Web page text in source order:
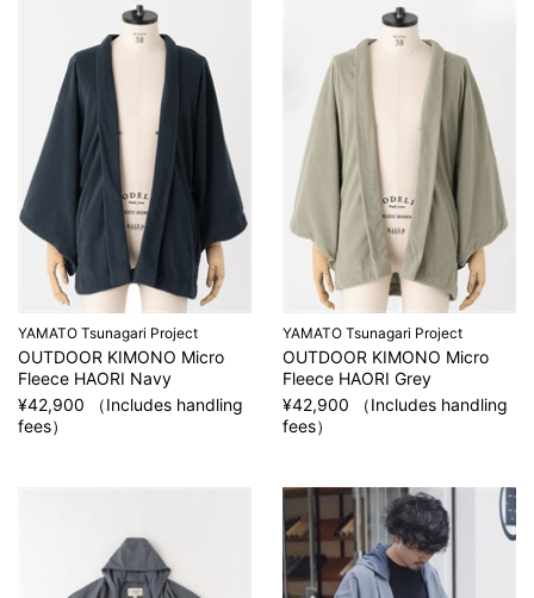
YAMATO Tsunagari Project
OUTDOOR KIMONO Micro
Fleece HAORI Navy
¥42,900 （Includes handling
fees）
YAMATO Tsunagari Project
OUTDOOR KIMONO Micro
Fleece HAORI Grey
¥42,900 （Includes handling
fees）